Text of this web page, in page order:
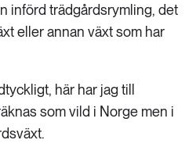
införd trädgårdsrymling, det
eller annan växt som har
här har jag till
som vild i Norge men i